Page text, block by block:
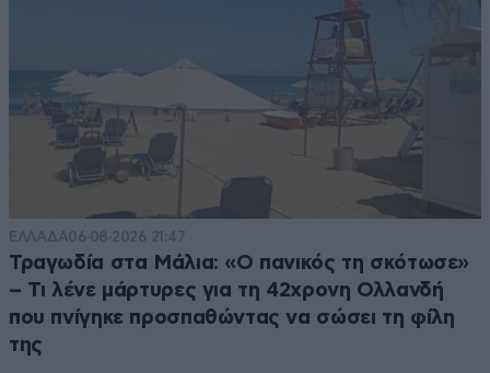
ΕΛΛΑΔΑ06·08·2026 21:47
Τραγωδία στα Μάλια: «Ο πανικός τη σκότωσε»
– Τι λένε μάρτυρες για τη 42χρονη Ολλανδή
που πνίγηκε προσπαθώντας να σώσει τη φίλη
της